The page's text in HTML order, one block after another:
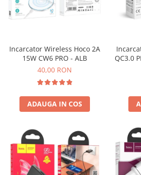
ACUMULATORI SAMSUNG
COMPATIBIL
Acumulatori Pentru VIVO
ACUMULATORI VIVO COMPATIBILI
Cabluri de Date si Casti
Cablu IPHONE
Cablu Micro-USB
Casti Handsfree
Folii de Protectie
Folii COMPATIBILE Pentru Huawei
Incarcator Wireless Hoco 2A
15W CW6 PRO - ALB
40,00 RON
ADAUGA IN COS
QC3.0